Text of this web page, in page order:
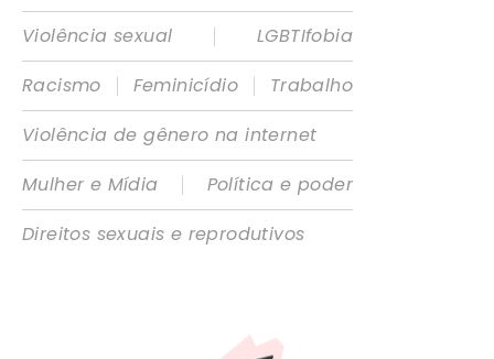
Violência sexual
|
LGBTIfobia
Racismo
| Feminicídio |
Trabalho
Violência de gênero na internet
Mulher e Mídia
|
Política e poder
Direitos sexuais e reprodutivos